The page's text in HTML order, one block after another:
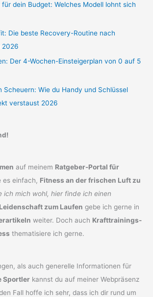
dein Budget: Welches Modell lohnt sich
Die beste Recovery-Routine nach
2026
Der 4-Wochen-Einsteigerplan von 0 auf 5
Scheuern: Wie du Handy und Schlüssel
verstaust 2026
auf meinem Ratgeber-Portal für
es einfach, Fitness an der frischen Luft zu
ich mich wohl, hier finde ich einen
Leidenschaft zum Laufen gebe ich gerne in
weiter. Doch auch Krafttrainings-
thematisiere ich gerne.
als auch generelle Informationen für
Sportler kannst du auf meiner Webpräsenz
Fall hoffe ich sehr, dass ich dir rund um